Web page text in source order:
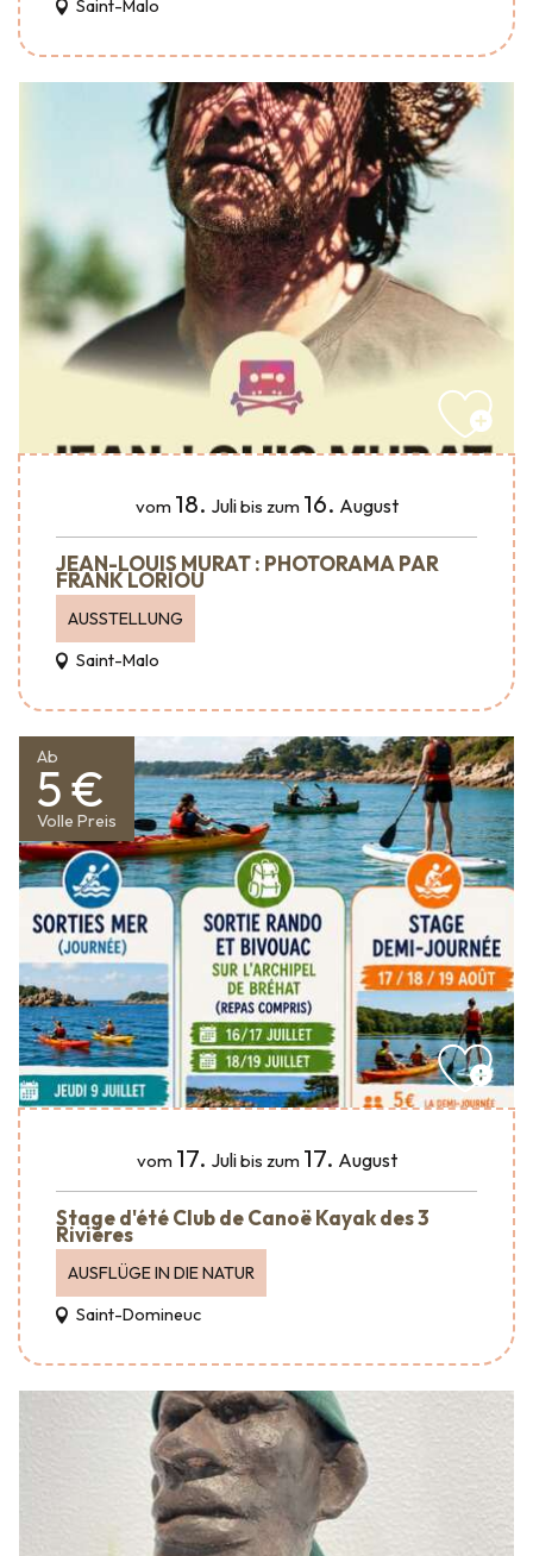
Saint-Malo
vom 18. Julibis zum 16. August
JEAN-LOUIS MURAT : PHOTORAMA PAR
FRANK LORIOU
AUSSTELLUNG
Saint-Malo
Ab
5 €
Volle Preis
vom 17. Julibis zum 17. August
Stage d'été Club de Canoë Kayak des 3
Rivières
AUSFLÜGE IN DIE NATUR
Saint-Domineuc